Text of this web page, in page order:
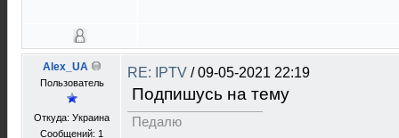
Alex_UA
Пользователь
Откуда: Украина
Сообщений: 1
RE: IPTV /09-05-2021 22:19
Подпишусь на тему
Педалю